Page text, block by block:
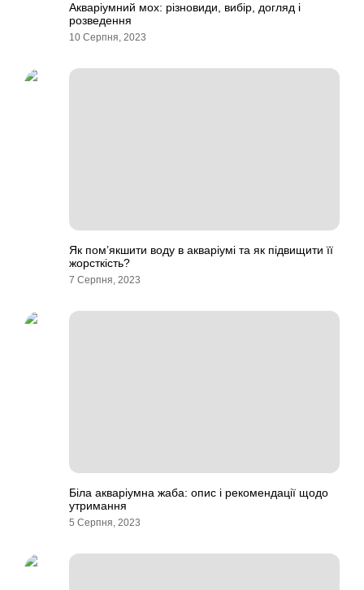
Акваріумний мох: різновиди, вибір, догляд і
розведення
10 Серпня, 2023
Як пом’якшити воду в акваріумі та як підвищити її
жорсткість?
7 Серпня, 2023
Біла акваріумна жаба: опис і рекомендації щодо
утримання
5 Серпня, 2023